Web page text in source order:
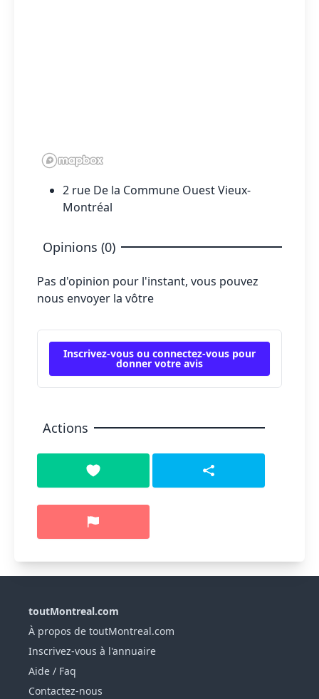
2 rue De la Commune Ouest Vieux-
Montréal
Opinions (0)
Pas d'opinion pour l'instant, vous pouvez
nous envoyer la vôtre
Inscrivez-vous ou connectez-vous pour
donner votre avis
Actions
toutMontreal.com
À propos de toutMontreal.com
Inscrivez-vous à l'annuaire
Aide / Faq
Contactez-nous